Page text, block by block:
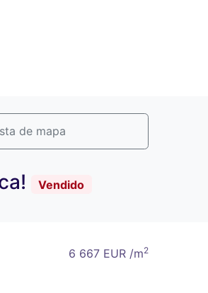
de mapa
Vendido
6 667 EUR /m2